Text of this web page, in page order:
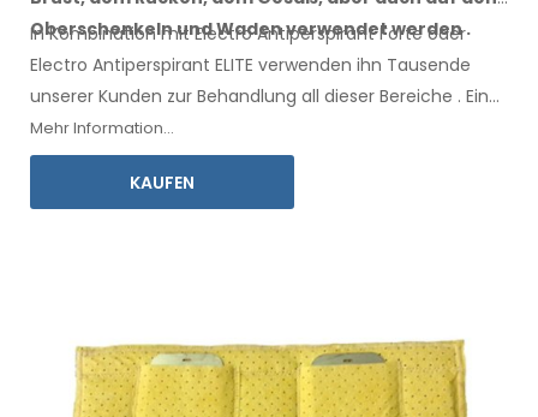
Oberschenkelnund Wadenverwendet werden.
In Kombination mit Electro Antiperspirant Forte oder
Electro Antiperspirant ELITE verwenden ihn Tausende
unserer Kunden zur Behandlung all dieser Bereiche . Eine
Gebrauchsanweisung
Mehr Information...
KAUFEN